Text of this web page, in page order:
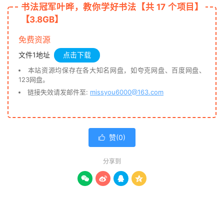
书法冠军叶晔，教你学好书法【共 17 个项目】
【3.8GB】
免费资源
文件1地址 点击下载
本站资源均保存在各大知名网盘，如夸克网盘、百度网盘、
123网盘。
链接失效请发邮件至: missyou6000@163.com
 赞(0)
分享到
   